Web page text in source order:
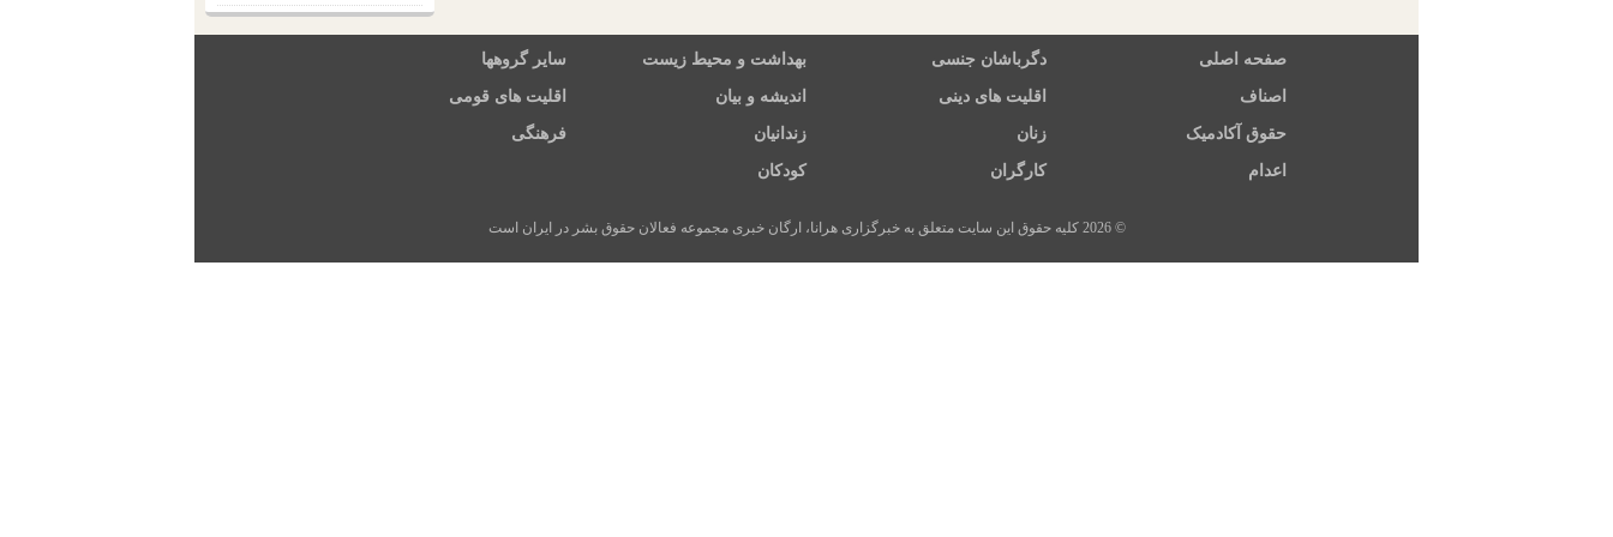
صفحه اصلی دگرباشان جنسی بهداشت و محیط زیست سایر گروهها
اصناف اقلیت های دینی اندیشه و بیان اقلیت های قومی
حقوق آکادمیک زنان زندانیان فرهنگی
اعدام کارگران کودکان
© 2026 کلیه حقوق این سایت متعلق به خبرگزاری هرانا، ارگان خبری مجموعه فعالان حقوق بشر در ایران است